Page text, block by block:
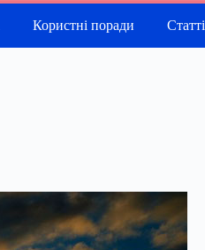
Користні поради Статті